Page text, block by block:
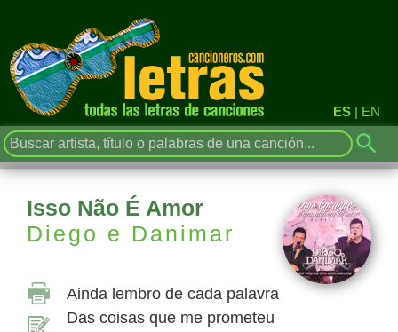
ES | EN
Isso Não É Amor
Diego e Danimar
Ainda lembro de cada palavra
Das coisas que me prometeu